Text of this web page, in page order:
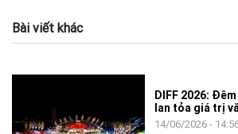
Bài viết khác
DIFF 2026:
lan tỏa giá trị
14/06/2026 -